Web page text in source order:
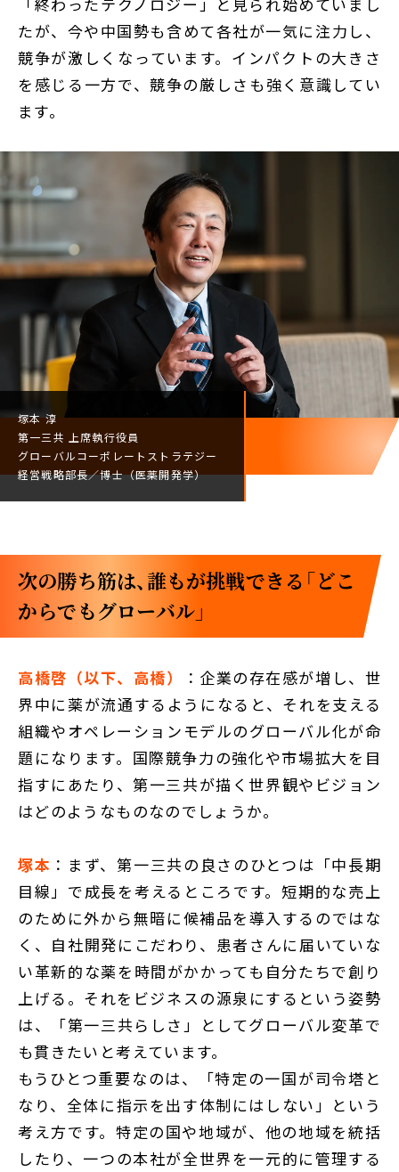
たが、今や中国勢も含めて各社が一気に注力し、
競争が激しくなっています。インパクトの大きさ
を感じる一方で、競争の厳しさも強く意識してい
ます。
塚本 淳
第一三共 上席執行役員
グローバルコーポレート ストラテジー
経営戦略部長／博士（医薬開発学）
次の勝ち筋は、誰もが挑戦できる「どこ
からでもグローバル」
高橋啓（以下、高橋）
：企業の存在感が増し、世
界中に薬が流通するようになると、それを支える
組織やオペレーションモデルのグローバル化が命
題になります。国際競争力の強化や市場拡大を目
指すにあたり、第一三共が描く世界観やビジョン
はどのようなものなのでしょうか。
塚本 ：まず、第一三共の良さのひとつは「中長期
目線」で成長を考えるところです。短期的な売上
のために外から無暗に候補品を導入するのではな
く、自社開発にこだわり、患者さんに届いていな
い革新的な薬を時間がかかっても自分たちで創り
上げる。それをビジネスの源泉にするという姿勢
は、「第一三共らしさ」としてグローバル変革で
も貫きたいと考えています。
もうひとつ重要なのは、「特定の一国が司令塔と
なり、全体に指示を出す体制にはしない」という
考え方です。特定の国や地域が、他の地域を統括
したり、一つの本社が全世界を一元的に管理する